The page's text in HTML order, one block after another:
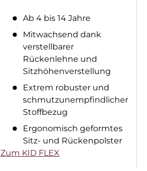
Ab 4 bis 14 Jahre
Mitwachsend dank
verstellbarer
Rückenlehne und
Sitzhöhenverstellung
Extrem robuster und
schmutzunempfindlicher
Stoffbezug
Ergonomisch geformtes
Sitz- und Rückenpolster
Zum KID FLEX